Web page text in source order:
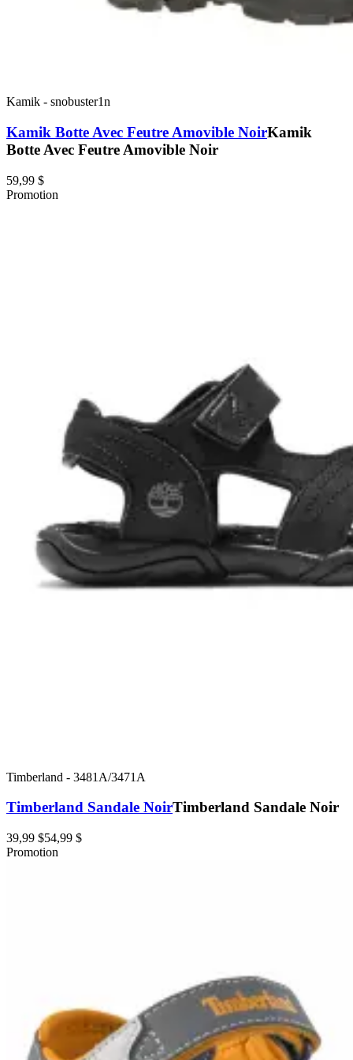
Kamik - snobuster1n
Kamik Botte Avec Feutre Amovible NoirKamik
Botte Avec Feutre Amovible Noir
59,99 $
Promotion
Timberland - 3481A/3471A
Timberland Sandale NoirTimberland Sandale Noir
39,99 $54,99 $
Promotion